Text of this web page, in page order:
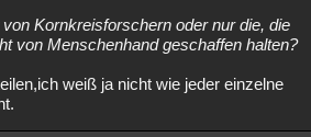
Kornkreisforschern oder nur die, die
von Menschenhand geschaffen halten?
weiß ja nicht wie jeder einzelne